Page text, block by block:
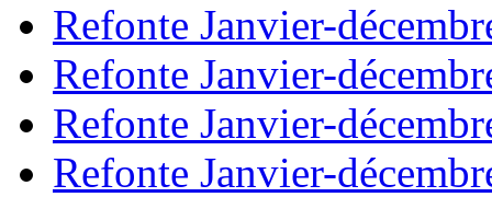
Refonte Janvier-
Refonte Janvier-
Refonte Janvier-
Refonte Janvier-